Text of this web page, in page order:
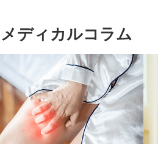
ディカルコラム